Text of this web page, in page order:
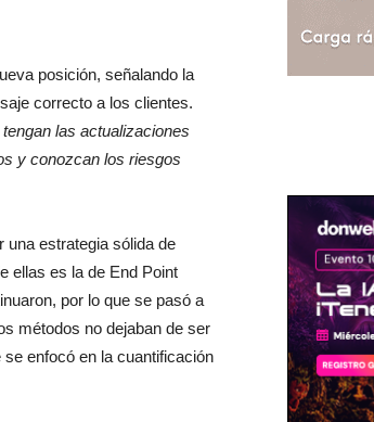
posición, señalando la
correcto a los clientes.
las actualizaciones
y conozcan los riesgos
una estrategia sólida de
ellas es la de End Point
por lo que se pasó a
métodos no dejaban de ser
enfocó en la cuantificación